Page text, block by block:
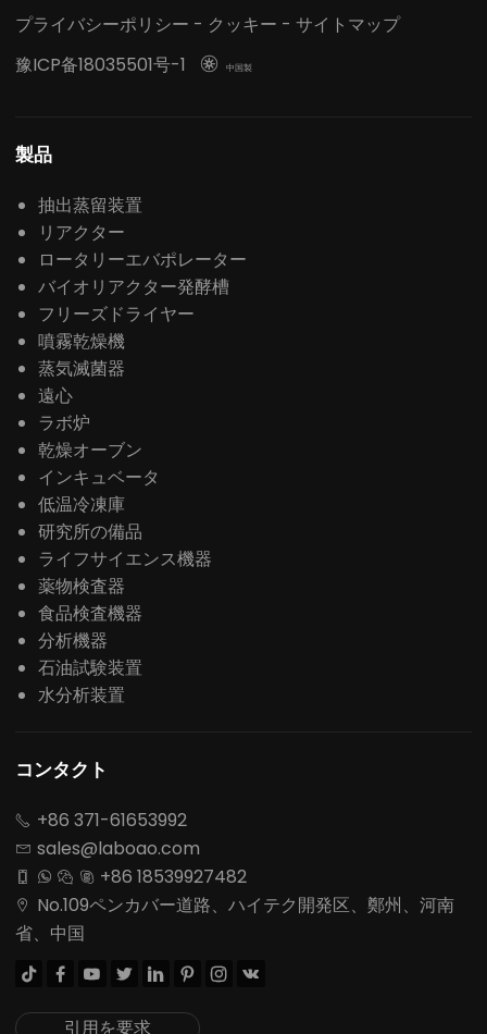
プライバシーポリシー - クッキー - サイトマップ
豫ICP备18035501号-1
 中国製
製品
抽出蒸留装置
リアクター
ロータリーエバポレーター
バイオリアクター発酵槽
フリーズドライヤー
噴霧乾燥機
蒸気滅菌器
遠心
ラボ炉
乾燥オーブン
インキュベータ
低温冷凍庫
研究所の備品
ライフサイエンス機器
薬物検査器
食品検査機器
分析機器
石油試験装置
水分析装置
コンタクト
 +86 371-61653992
 sales@laboao.com
    +86 18539927482

No.109ペンカバー道路、ハイテク開発区、鄭州、河南
省、中国
       
引用を要求